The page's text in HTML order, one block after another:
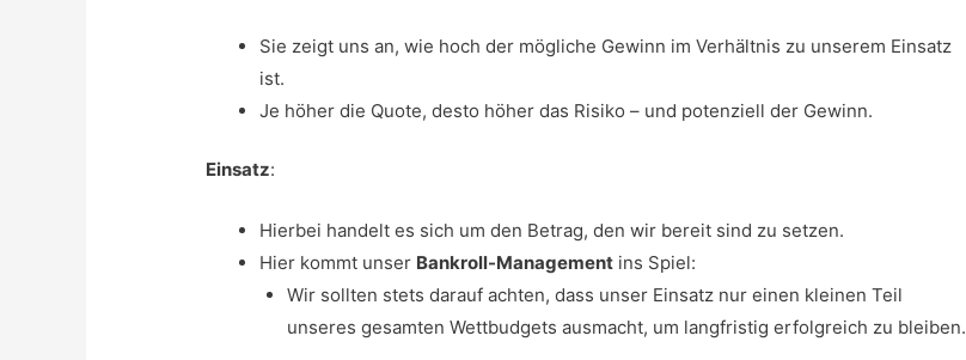
Sie zeigt uns an, wie hoch der mögliche Gewinn im Verhältnis zu unserem Einsatz
ist.
Je höher die Quote, desto höher das Risiko – und potenziell der Gewinn.
Einsatz:
Hierbei handelt es sich um den Betrag, den wir bereit sind zu setzen.
Hier kommt unser Bankroll-Management ins Spiel:
Wir sollten stets darauf achten, dass unser Einsatz nur einen kleinen Teil
unseres gesamten Wettbudgets ausmacht, um langfristig erfolgreich zu bleiben.